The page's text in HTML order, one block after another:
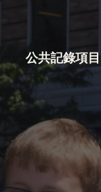
公共記錄項目